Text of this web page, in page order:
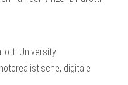
University
digitale